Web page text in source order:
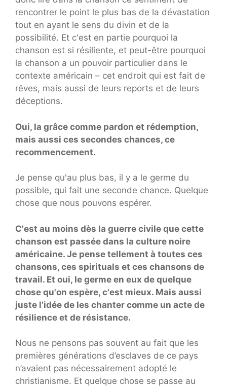
rencontrer le point le plus bas de la dévastation
tout en ayant le sens du divin et de la
possibilité. Et c'est en partie pourquoi la
chanson est si résiliente, et peut-être pourquoi
la chanson a un pouvoir particulier dans le
contexte américain – cet endroit qui est fait de
rêves, mais aussi de leurs reports et de leurs
déceptions.
Oui, la grâce comme pardon et rédemption,
mais aussi ces secondes chances, ce
recommencement.
Je pense qu'au plus bas, il y a le germe du
possible, qui fait une seconde chance. Quelque
chose que nous pouvons espérer.
C'est au moins dès la guerre civile que cette
chanson est passée dans la culture noire
américaine. Je pense tellement à toutes ces
chansons, ces spirituals et ces chansons de
travail. Et oui, le germe en eux de quelque
chose qu'on espère, c'est mieux. Mais aussi
juste l’idée de les chanter comme un acte de
résilience et de résistance.
Nous ne pensons pas souvent au fait que les
premières générations d’esclaves de ce pays
n’avaient pas nécessairement adopté le
christianisme. Et quelque chose se passe au